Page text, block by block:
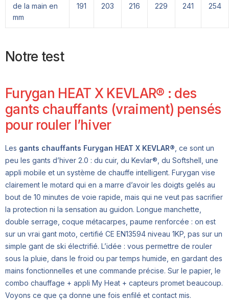
de la main en
mm
191 203 216 229 241 254
Notre test
Furygan HEAT X KEVLAR® : des
gants chauffants (vraiment) pensés
pour rouler l’hiver
Les gants chauffants Furygan HEAT X KEVLAR® , ce sont un
peu les gants d’hiver 2.0 : du cuir, du Kevlar®, du Softshell, une
appli mobile et un système de chauffe intelligent. Furygan vise
clairement le motard qui en a marre d’avoir les doigts gelés au
bout de 10 minutes de voie rapide, mais qui ne veut pas sacrifier
la protection ni la sensation au guidon. Longue manchette,
double serrage, coque métacarpes, paume renforcée : on est
sur un vrai gant moto, certifié CE EN13594 niveau 1KP, pas sur un
simple gant de ski électrifié. L’idée : vous permettre de rouler
sous la pluie, dans le froid ou par temps humide, en gardant des
mains fonctionnelles et une commande précise. Sur le papier, le
combo chauffage + appli My Heat + capteurs promet beaucoup.
Voyons ce que ça donne une fois enfilé et contact mis.